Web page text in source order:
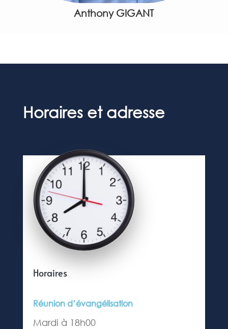
Anthony GIGANT
Horaires et adresse
Horaires
Réunion d’évangélisation
Mardi à 18h00